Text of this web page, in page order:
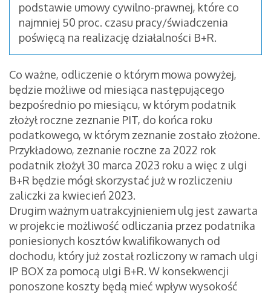
podstawie umowy cywilno-prawnej, które co
najmniej 50 proc. czasu pracy/świadczenia
poświęcą na realizację działalności B+R.
Co ważne, odliczenie o którym mowa powyżej,
będzie możliwe od miesiąca następującego
bezpośrednio po miesiącu, w którym podatnik
złożył roczne zeznanie PIT, do końca roku
podatkowego, w którym zeznanie zostało złożone.
Przykładowo, zeznanie roczne za 2022 rok
podatnik złożył 30 marca 2023 roku a więc z ulgi
B+R będzie mógł skorzystać już w rozliczeniu
zaliczki za kwiecień 2023.
Drugim ważnym uatrakcyjnieniem ulg jest zawarta
w projekcie możliwość odliczania przez podatnika
poniesionych kosztów kwalifikowanych od
dochodu, który już został rozliczony w ramach ulgi
IP BOX za pomocą ulgi B+R. W konsekwencji
ponoszone koszty będą mieć wpływ wysokość